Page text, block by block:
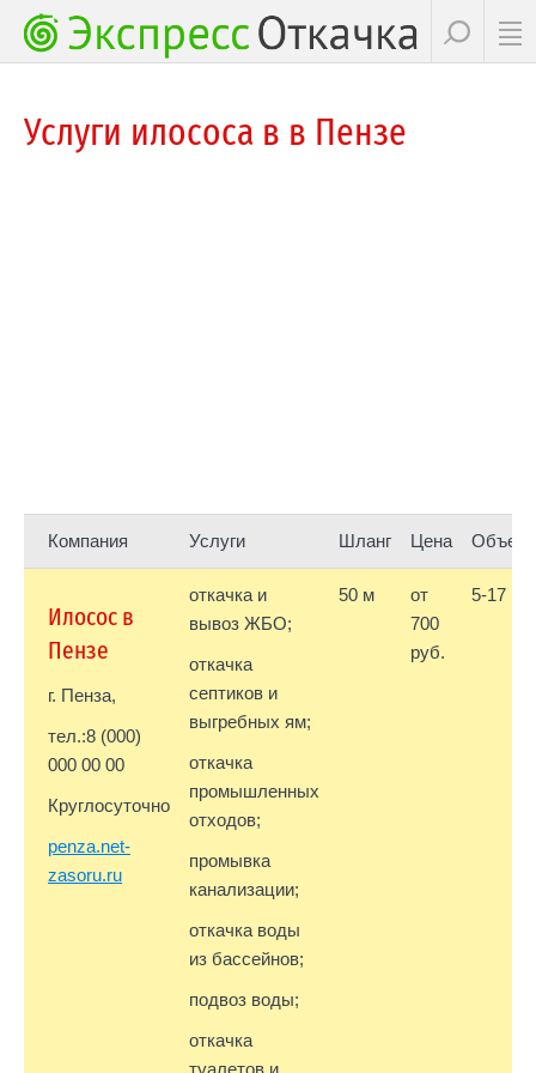
Услуги илососа в в Пензе
Компания Услуги Шланг Цена Объем
Илосос в
Пензе
г. Пенза,
тел.:8 (000)
000 00 00
Круглосуточно
penza.net-
zasoru.ru
откачка и
вывоз ЖБО;
откачка
септиков и
выгребных ям;
откачка
промышленных
отходов;
промывка
канализации;
откачка воды
из бассейнов;
подвоз воды;
откачка
туалетов и
50 м
от
700
руб.
5-17 м³